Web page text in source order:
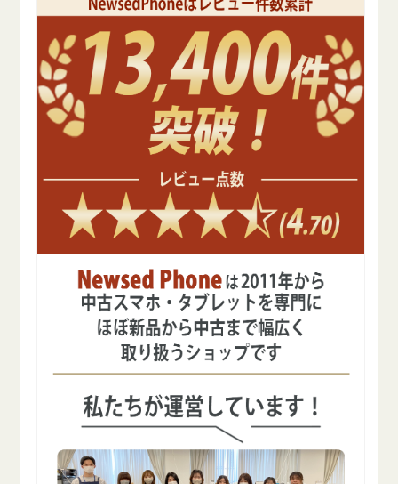
ク
SIM
フ
リ
ー
の
減
ら
す
ク
SIM
フ
リ
ー
の
数
増
す